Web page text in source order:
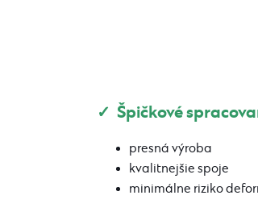
✓ Špičkové
presná výroba
kvalitnejšie spoje
minimálne riziko